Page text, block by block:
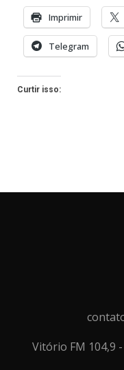
Imprimir
Telegram
Curtir isso:
Vitório FM 104,9